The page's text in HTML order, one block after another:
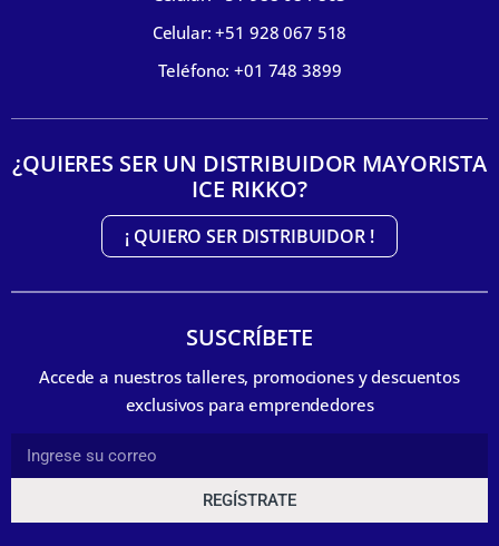
Celular: +51 928 067 518
Teléfono: +01 748 3899
¿QUIERES SER UN DISTRIBUIDOR MAYORISTA
ICE RIKKO?
¡ QUIERO SER DISTRIBUIDOR !
SUSCRÍBETE
Accede a nuestros talleres, promociones y descuentos
exclusivos para emprendedores
REGÍSTRATE